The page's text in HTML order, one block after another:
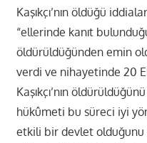
Kaşıkçı’nın öldüğü
“ellerinde kanıt bulunduğu
öldürüldüğünden emin
verdi ve nihayetinde 20
Kaşıkçı’nın
hükûmeti bu süreci iyi
etkili bir devlet